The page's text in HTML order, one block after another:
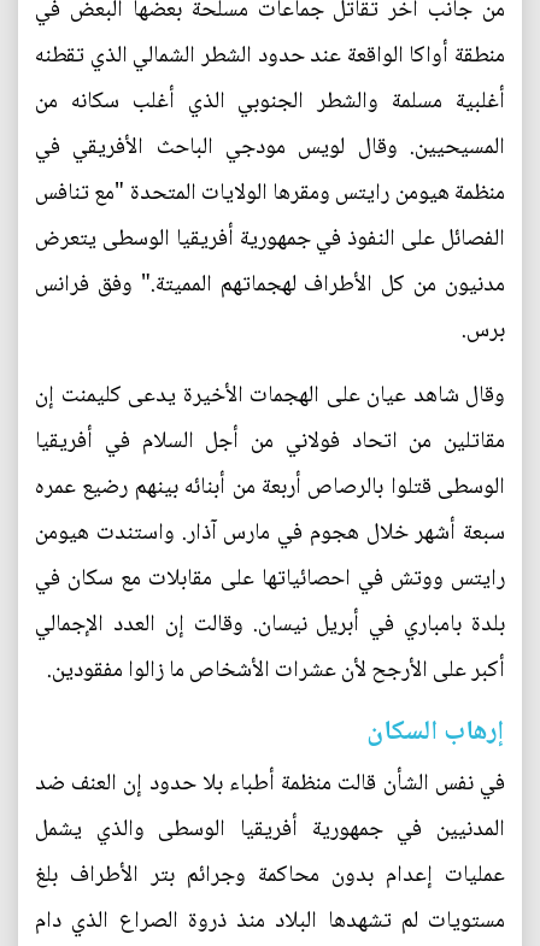
من جانب اخر تقاتل جماعات مسلحة بعضها البعض في
منطقة أواكا الواقعة عند حدود الشطر الشمالي الذي تقطنه
أغلبية مسلمة والشطر الجنوبي الذي أغلب سكانه من
المسيحيين. وقال لويس مودجي الباحث الأفريقي في
منظمة هيومن رايتس ومقرها الولايات المتحدة "مع تنافس
الفصائل على النفوذ في جمهورية أفريقيا الوسطى يتعرض
مدنيون من كل الأطراف لهجماتهم المميتة." وفق فرانس
برس.
وقال شاهد عيان على الهجمات الأخيرة يدعى كليمنت إن
مقاتلين من اتحاد فولاني من أجل السلام في أفريقيا
الوسطى قتلوا بالرصاص أربعة من أبنائه بينهم رضيع عمره
سبعة أشهر خلال هجوم في مارس آذار. واستندت هيومن
رايتس ووتش في احصائياتها على مقابلات مع سكان في
بلدة بامباري في أبريل نيسان. وقالت إن العدد الإجمالي
أكبر على الأرجح لأن عشرات الأشخاص ما زالوا مفقودين.
إرهاب السكان
في نفس الشأن قالت منظمة أطباء بلا حدود إن العنف ضد
المدنيين في جمهورية أفريقيا الوسطى والذي يشمل
عمليات إعدام بدون محاكمة وجرائم بتر الأطراف بلغ
مستويات لم تشهدها البلاد منذ ذروة الصراع الذي دام